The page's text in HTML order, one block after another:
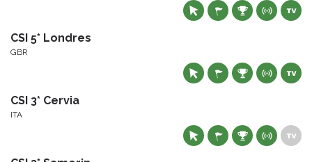
CSI 5* Londres
GBR
CSI 3* Cervia
ITA